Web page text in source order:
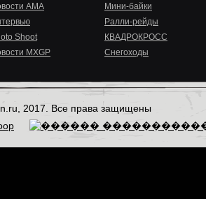
AMA
Shoot
MXGP
Мини-байки
Ралли-рейды
КВАДРОКРОСС
Снегоходы
2017. Все права защищены